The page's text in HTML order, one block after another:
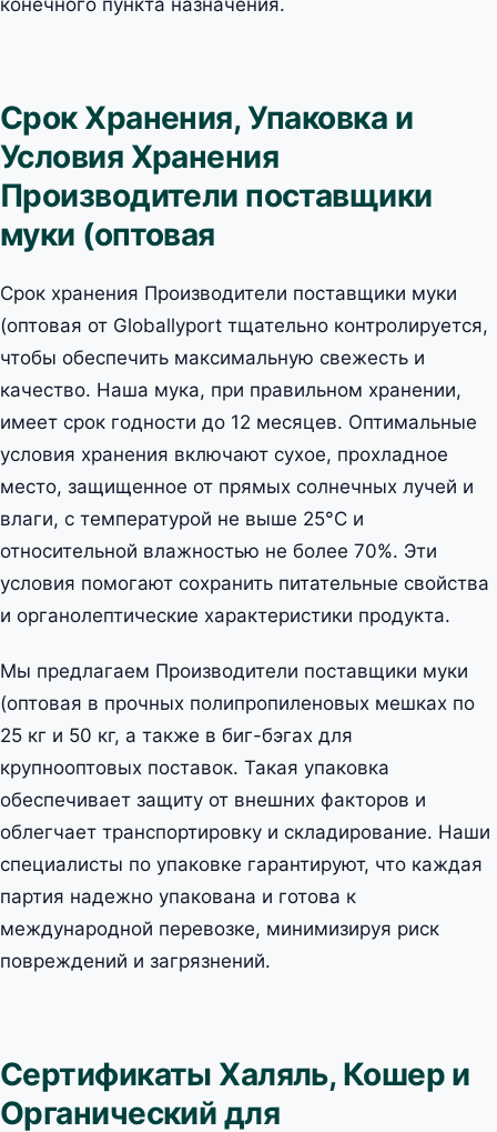
Срок Хранения, Упаковка и
Условия Хранения
Производители поставщики
муки (оптовая
Срок хранения Производители поставщики муки
(оптовая от Globallyport тщательно контролируется,
чтобы обеспечить максимальную свежесть и
качество. Наша мука, при правильном хранении,
имеет срок годности до 12 месяцев. Оптимальные
условия хранения включают сухое, прохладное
место, защищенное от прямых солнечных лучей и
влаги, с температурой не выше 25°C и
относительной влажностью не более 70%. Эти
условия помогают сохранить питательные свойства
и органолептические характеристики продукта.
Мы предлагаем Производители поставщики муки
(оптовая в прочных полипропиленовых мешках по
25 кг и 50 кг, а также в биг-бэгах для
крупнооптовых поставок. Такая упаковка
обеспечивает защиту от внешних факторов и
облегчает транспортировку и складирование. Наши
специалисты по упаковке гарантируют, что каждая
партия надежно упакована и готова к
международной перевозке, минимизируя риск
повреждений и загрязнений.
Сертификаты Халяль, Кошер и
Органический для